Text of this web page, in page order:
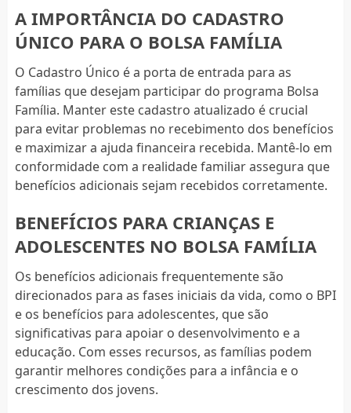
A IMPORTÂNCIA DO CADASTRO
ÚNICO PARA O BOLSA FAMÍLIA
O Cadastro Único é a porta de entrada para as
famílias que desejam participar do programa Bolsa
Família. Manter este cadastro atualizado é crucial
para evitar problemas no recebimento dos benefícios
e maximizar a ajuda financeira recebida. Mantê-lo em
conformidade com a realidade familiar assegura que
benefícios adicionais sejam recebidos corretamente.
BENEFÍCIOS PARA CRIANÇAS E
ADOLESCENTES NO BOLSA FAMÍLIA
Os benefícios adicionais frequentemente são
direcionados para as fases iniciais da vida, como o BPI
e os benefícios para adolescentes, que são
significativas para apoiar o desenvolvimento e a
educação. Com esses recursos, as famílias podem
garantir melhores condições para a infância e o
crescimento dos jovens.